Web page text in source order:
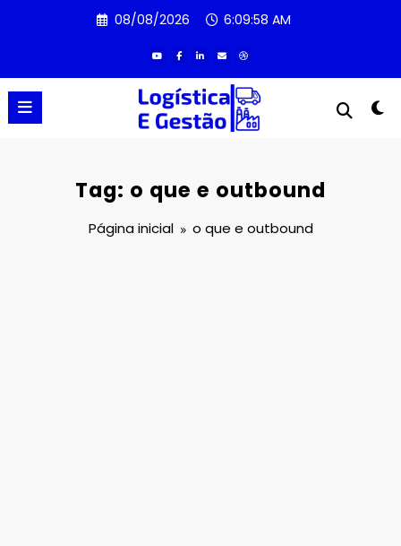
08/08/2026 6:09:58 AM
Tag: o que e outbound
Página inicial o que e outbound